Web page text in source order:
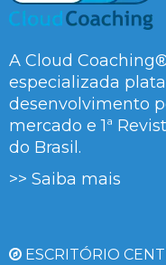
A Cloud
especializada
desenvolvimento
mercado e 1ª
do Brasil.
>> Saiba mais
ESCRITÓRIO